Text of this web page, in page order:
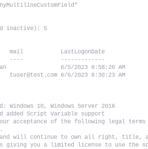
inactive): 5
mail           LastLogonDate
----           -------------
6/5/2023 8:58:20 AM
tuser@test.com 6/6/2023 8:30:23 AM
Windows 10, Windows Server 2016
added Script Variable support
acceptance of the following legal terms
will continue to own all right, title,
giving you a limited license to use the